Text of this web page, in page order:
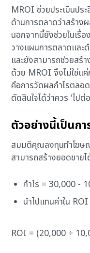
MROI ช่วยประเมินปร
ด้านการตลาดว่าสร้า
นอกจากนี้ยังช่วยในเรื่
วางแผนการตลาดและ
และยังสามารถช่วยสร้
ด้วย MROI จึงไม่ใช่แ
คือการวัดผลกำไรตลอ
ตัดสินใจได้ว่าควร 'ไป
ตัวอย่างนี้เป็นก
สมมติคุณลงทุนทำโฆษ
สามารถสร้างยอดขาย
กำไร = 30,000 -
นำไปแทนค่าใน
ROI = (20,000 ÷